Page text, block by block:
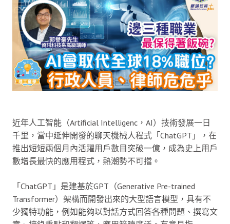
近年人工智能（Artificial Intelligenc，AI）技術發展一日
千里，當中延伸開發的聊天機械人程式「ChatGPT」，在
推出短短兩個月內活躍用戶數目突破一億，成為史上用戶
數增長最快的應用程式，熱潮勢不可擋。
「ChatGPT」是建基於GPT（Generative Pre-trained
Transformer）架構而開發出來的大型語言模型，具有不
少獨特功能，例如能夠以對話方式回答各種問題、撰寫文